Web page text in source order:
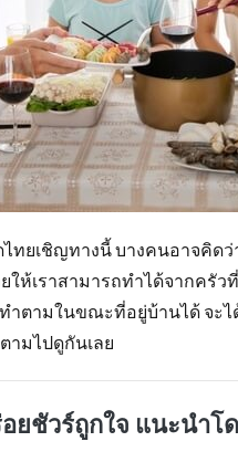
ทยเชิญทางนี้ บางคนอาจคิดว่
ให้เราสามารถทำได้จากครั
ตามในขณะที่อยู่บ้านได้ จะไ
ามไปดูกันเลย